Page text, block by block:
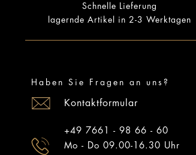
Schnelle Lieferung
lagernde Artikel in 2-3 Werktagen
Haben Sie Fragen an uns?
Kontaktformular
+49 7661 - 98 66 - 60
Mo - Do 09.00-16.30 Uhr